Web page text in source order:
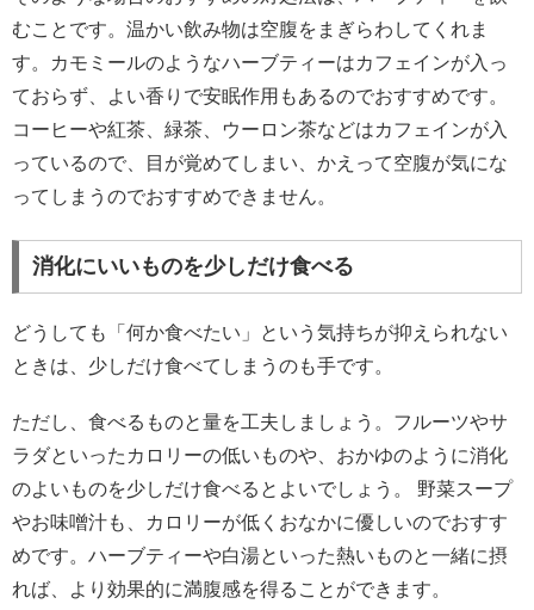
むことです。温かい飲み物は空腹をまぎらわしてくれま
す。カモミールのようなハーブティーはカフェインが入っ
ておらず、よい香りで安眠作用もあるのでおすすめです。
コーヒーや紅茶、緑茶、ウーロン茶などはカフェインが入
っているので、目が覚めてしまい、かえって空腹が気にな
ってしまうのでおすすめできません。
消化にいいものを少しだけ食べる
どうしても「何か食べたい」という気持ちが抑えられない
ときは、少しだけ食べてしまうのも手です。
ただし、食べるものと量を工夫しましょう。フルーツやサ
ラダといったカロリーの低いものや、おかゆのように消化
のよいものを少しだけ食べるとよいでしょう。 野菜スープ
やお味噌汁も、カロリーが低くおなかに優しいのでおすす
めです。ハーブティーや白湯といった熱いものと一緒に摂
れば、より効果的に満腹感を得ることができます。